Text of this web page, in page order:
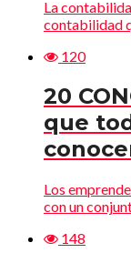
La
contabilidad
120
20
que
Los
con un
148